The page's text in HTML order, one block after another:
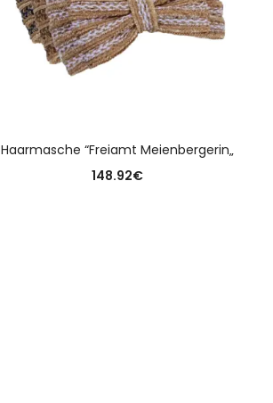
Haarmasche “Freiamt Meienbergerin„
148.92€